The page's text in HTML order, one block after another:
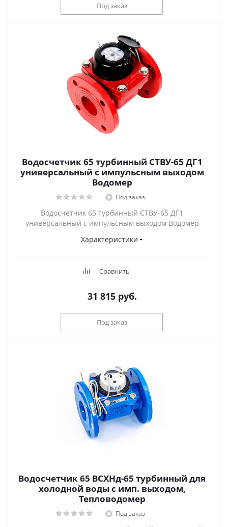
Под заказ
Водосчетчик 65 турбинный СТВУ-65 ДГ1
универсальный с импульсным выходом
Водомер
Под заказ
Водосчетчик 65 турбинный СТВУ-65 ДГ1
универсальный с импульсным выходом Водомер
Характеристики
Сравнить
31 815 руб.
Под заказ
Водосчетчик 65 ВСХНд-65 турбинный для
холодной воды с имп. выходом,
Тепловодомер
Под заказ